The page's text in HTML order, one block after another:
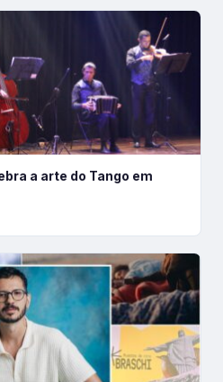
a arte do Tango em